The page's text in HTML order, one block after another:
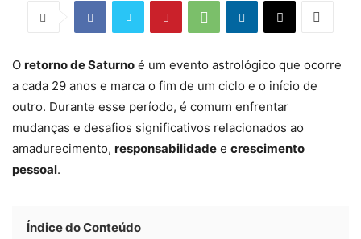
O retorno de Saturno é um evento astrológico que ocorre
a cada 29 anos e marca o fim de um ciclo e o início de
outro. Durante esse período, é comum enfrentar
mudanças e desafios significativos relacionados ao
amadurecimento, responsabilidade e crescimento
pessoal.
Índice do Conteúdo